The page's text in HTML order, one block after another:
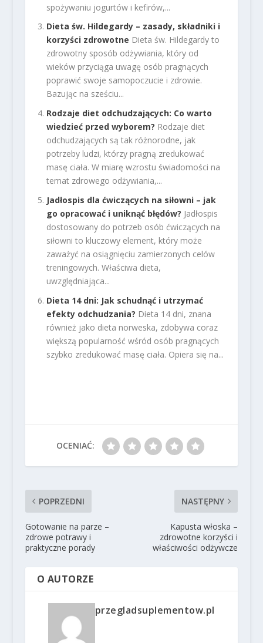
spożywaniu jogurtów i kefirów,...
Dieta św. Hildegardy – zasady, składniki i
korzyści zdrowotne Dieta św. Hildegardy to
zdrowotny sposób odżywiania, który od
wieków przyciąga uwagę osób pragnących
poprawić swoje samopoczucie i zdrowie.
Bazując na sześciu...
Rodzaje diet odchudzających: Co warto
wiedzieć przed wyborem? Rodzaje diet
odchudzających są tak różnorodne, jak
potrzeby ludzi, którzy pragną zredukować
masę ciała. W miarę wzrostu świadomości na
temat zdrowego odżywiania,...
Jadłospis dla ćwiczących na siłowni – jak
go opracować i uniknąć błędów? Jadłospis
dostosowany do potrzeb osób ćwiczących na
siłowni to kluczowy element, który może
zaważyć na osiągnięciu zamierzonych celów
treningowych. Właściwa dieta,
uwzględniająca...
Dieta 14 dni: Jak schudnąć i utrzymać
efekty odchudzania? Dieta 14 dni, znana
również jako dieta norweska, zdobywa coraz
większą popularność wśród osób pragnących
szybko zredukować masę ciała. Opiera się na...
OCENIAĆ:
POPRZEDNI
Gotowanie na parze –
zdrowe potrawy i
praktyczne porady
NASTĘPNY
Kapusta włoska –
zdrowotne korzyści i
właściwości odżywcze
O AUTORZE
przegladsuplementow.pl